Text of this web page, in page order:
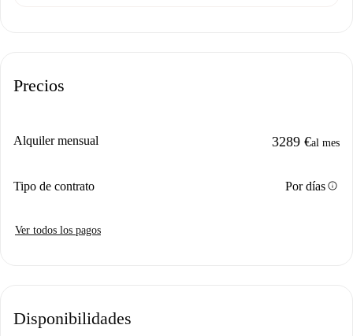
Precios
Alquiler mensual 3289 €al mes
Tipo de contrato Por díasinfo
Ver todos los pagos
Disponibilidades